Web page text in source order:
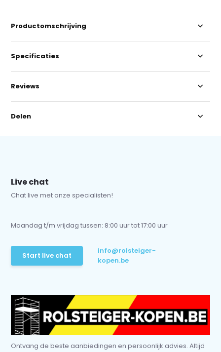
Productomschrijving
Specificaties
Reviews
Delen
Live chat
Chat live met onze specialisten!
Maandag t/m vrijdag tussen: 8:00 uur tot 17:00 uur
Start live chat
info@rolsteiger-
kopen.be
Ontvang de beste aanbiedingen en persoonlijk advies. Altijd